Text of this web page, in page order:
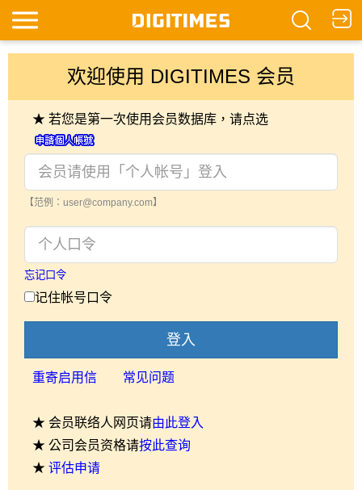
欢迎使用 DIGITIMES 会员
★ 若您是第一次使用会员数据库，请点选
【范例：user@company.com】
忘记口令
记住帐号口令
登入
重寄启用信 常见问题
★ 会员联络人网页请由此登入
★ 公司会员资格请按此查询
★ 评估申请